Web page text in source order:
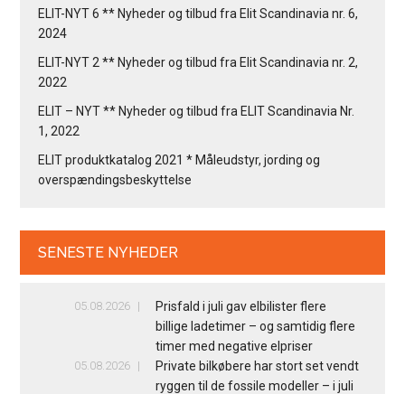
ELIT-NYT 6 ** Nyheder og tilbud fra Elit Scandinavia nr. 6,
2024
ELIT-NYT 2 ** Nyheder og tilbud fra Elit Scandinavia nr. 2,
2022
ELIT – NYT ** Nyheder og tilbud fra ELIT Scandinavia Nr.
1, 2022
ELIT produktkatalog 2021 * Måleudstyr, jording og
overspændingsbeskyttelse
SENESTE NYHEDER
05.08.2026
Prisfald i juli gav elbilister flere
billige ladetimer – og samtidig flere
timer med negative elpriser
05.08.2026
Private bilkøbere har stort set vendt
ryggen til de fossile modeller – i juli